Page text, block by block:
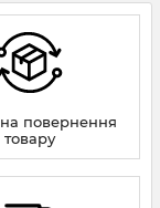
на повернення
товару